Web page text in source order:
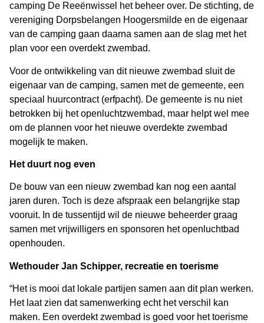
camping De Reeënwissel het beheer over. De stichting, de
vereniging Dorpsbelangen Hoogersmilde en de eigenaar
van de camping gaan daarna samen aan de slag met het
plan voor een overdekt zwembad.
Voor de ontwikkeling van dit nieuwe zwembad sluit de
eigenaar van de camping, samen met de gemeente, een
speciaal huurcontract (erfpacht). De gemeente is nu niet
betrokken bij het openluchtzwembad, maar helpt wel mee
om de plannen voor het nieuwe overdekte zwembad
mogelijk te maken.
Het duurt nog even
De bouw van een nieuw zwembad kan nog een aantal
jaren duren. Toch is deze afspraak een belangrijke stap
vooruit. In de tussentijd wil de nieuwe beheerder graag
samen met vrijwilligers en sponsoren het openluchtbad
openhouden.
Wethouder Jan Schipper, recreatie en toerisme
“Het is mooi dat lokale partijen samen aan dit plan werken.
Het laat zien dat samenwerking echt het verschil kan
maken. Een overdekt zwembad is goed voor het toerisme